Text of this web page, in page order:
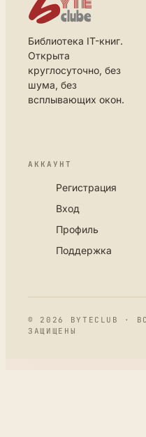
Библиотека IT-книг.
Открыта
круглосуточно, без
шума, без
всплывающих окон.
АККАУНТ
Регистрация
Вход
Профиль
Поддержка
© 2026 BYTECLUB ·
ЗАЩИЩЕНЫ